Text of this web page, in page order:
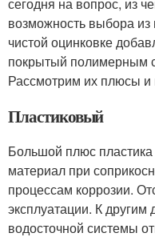
сегодня на вопрос, из
возможность выбора из
чистой оцинковке
покрытый полимерным
Рассмотрим их плюсы
Пластиковый
Большой плюс пластика
материал при
процессам коррозии.
эксплуатации. К другим
водосточной системы